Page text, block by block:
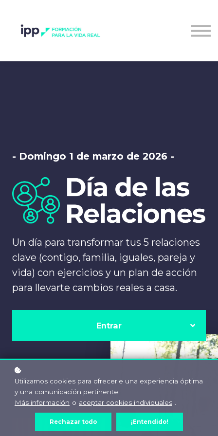
- Domingo 1 de marzo de 2026 -
Un día para transformar tus 5 relaciones
clave (contigo, familia, iguales, pareja y
vida) con ejercicios y un plan de acción
para llevarte cambios reales a casa.
Entrar
Utilizamos cookies para ofrecerle una experiencia óptima
y una comunicación pertinente.
Más información o aceptar cookies individuales
Rechazar todo ¡Entendido!